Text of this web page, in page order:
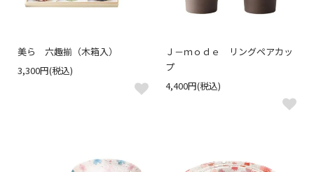
美ら 六趣揃（木箱入）
3,300円(税込)
Ｊ－ｍｏｄｅ リングペアカッ
プ
4,400円(税込)